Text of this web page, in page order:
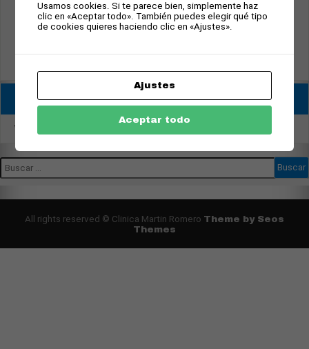
MANAGEMENT OF ORAL
LESIONS IN LESCH NYHAM
SYNDROME
Entradas recientes
World International Congress
All rights reserved © Clinica Martin Romero Theme by Seos
Themes
Usamos cookies. Si te parece bien, simplemente haz
clic en «Aceptar todo». También puedes elegir qué tipo
de cookies quieres haciendo clic en «Ajustes».
Ajustes
Aceptar todo